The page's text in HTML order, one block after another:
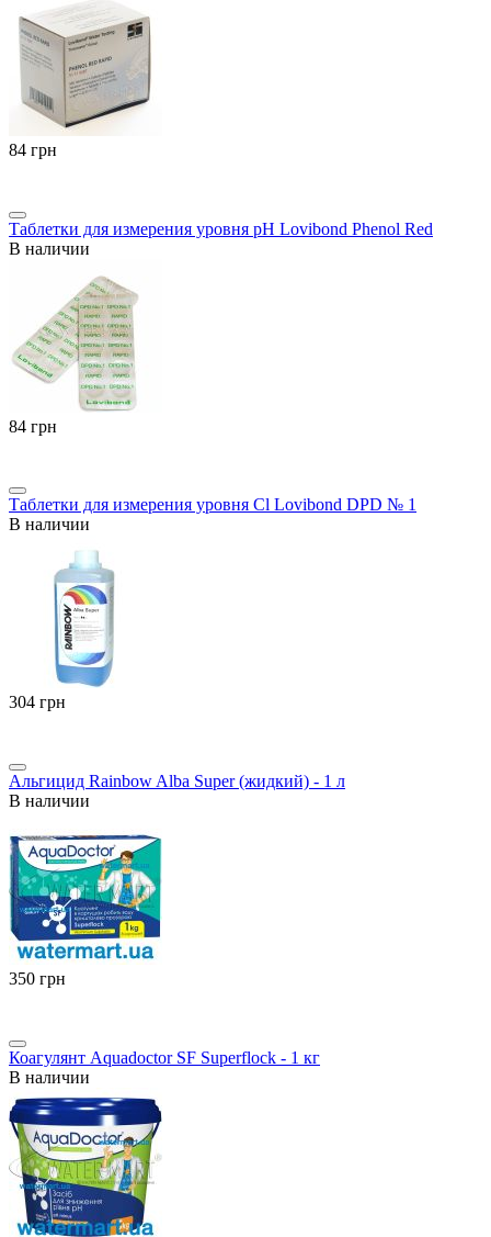
‍84‍ грн
Таблетки для измерения уровня pH Lovibond Phenol Red
В наличии
‍84‍ грн
Таблетки для измерения уровня Cl Lovibond DPD № 1
В наличии
‍304‍ грн
Альгицид Rainbow Alba Super (жидкий) - 1 л
В наличии
‍350‍ грн
Коагулянт Aquadoctor SF Superflock - 1 кг
В наличии